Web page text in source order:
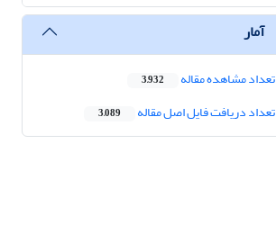
آمار
تعداد مشاهده مقاله 3,932
تعداد دریافت فایل اصل مقاله 3,089